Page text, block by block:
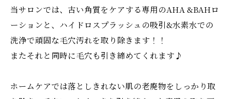
当サロンでは、古い角質をケアする専用のAHA &BAHロ
ーションと、ハイドロスプラッシュの吸引&水素水での
洗浄で頑固な毛穴汚れを取り除きます！！
またそれと同時に毛穴も引き締めてくれます♪
ホームケアでは落としきれない肌の老廃物をしっかり取